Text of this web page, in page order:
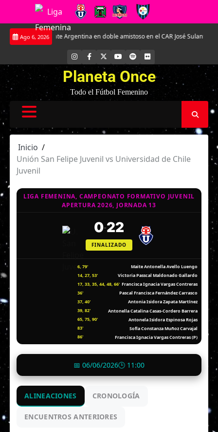
Saltar
Ago 6, 2026
fuerzas ante Argentina en doble amistoso en el CAR José Sulantay.
INSTAGRAM
FACEBOOK YOUTUBE
SPOTIFYFLICKR
Planeta Once
Todo el Fútbol Femenino
Inicio
Unión San Felipe Juvenil vs Universidad de Chile
Juvenil
LIGA FEMENINA, CAMPEONATO FORMATIVO JUVENIL
APERTURA 2026, JORNADA 13
0-22
FINALIZADO
6, 79'
Maite Antonella Avello Luengo
14, 27, 53'
Victoria Passcal Maldonado Gallardo
17, 33, 35, 44, 48, 66' Francisca Ignacia Vargas Contreras
36'
Pascal Francisca Fernández Carrasco
37, 40'
Antonia Isidora Zapata Martínez
39, 82'
Antonella Catalina Casas-Cordero Barrera
65, 75, 90'
Antonela Isidora Espinosa Rojas
83'
Sofía Constanza Muñoz Carvajal
86'
Francisca Ignacia Vargas Contreras (P)
📅 06/06/2026🕒 11:00
ALINEACIONES CRONOLOGÍA
ENCUENTROS ANTERIORES